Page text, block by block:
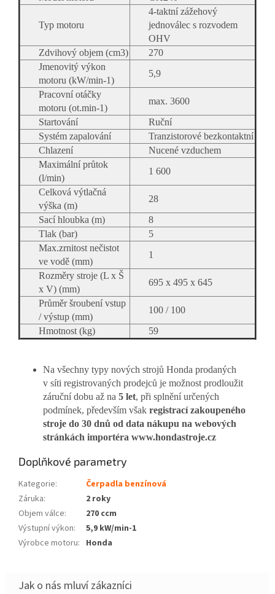
Typ motoru
4-taktní zážehový
jednoválec s rozvodem
OHV
Zdvihový objem (cm3)
270
Jmenovitý výkon
motoru (kW/min-1)
5,9
Pracovní otáčky
motoru (ot.min-1)
max. 3600
Startování
Ruční
Systém zapalování
Tranzistorové bezkontaktní
Chlazení
Nucené vzduchem
Maximální průtok
(l/min)
1 600
Celková výtlačná
výška (m)
28
Sací hloubka (m)
8
Tlak (bar)
5
Max.zrnitost nečistot
ve vodě (mm)
1
Rozměry stroje (L x Š
x V) (mm)
695 x 495 x 645
Průměr šroubení vstup
/ výstup (mm)
100 / 100
Hmotnost (kg)
59
Na všechny typy nových strojů Honda prodaných
v síti registrovaných prodejců je možnost prodloužit
záruční dobu až na 5 let, při splnění určených
podmínek, především však registrací zakoupeného
stroje do 30 dnů od data nákupu na webových
stránkách importéra www.hondastroje.cz
Doplňkové parametry
Kategorie:
Čerpadla benzínová
Záruka:
2 roky
Objem válce:
270 ccm
Výstupní výkon:
5,9 kW/min-1
Výrobce motoru: Honda